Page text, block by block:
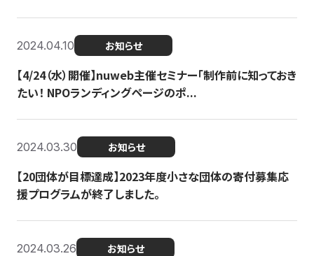
2024.04.10 お知らせ
【4/24（水）開催】nuweb主催セミナー「制作前に知っておき
たい！ NPOランディングページのポ...
2024.03.30 お知らせ
【20団体が目標達成】2023年度小さな団体の寄付募集応
援プログラムが終了しました。
2024.03.26 お知らせ